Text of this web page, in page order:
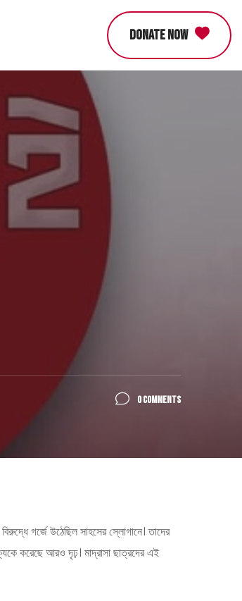
DONATE NOW
0 COMMENTS
গর্জে উঠেছিল সাহসের স্লোগানে। তাদের
করেছে আরও দৃঢ়। মাদ্রাসা ছাত্রদের এই